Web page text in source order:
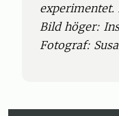
Bild höger:
Fotograf: